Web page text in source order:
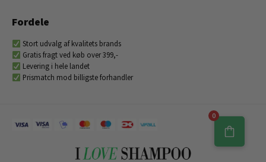
Fordele
Stort udvalg af kvalitets brands
Gratis fragt ved køb over 399,-
Levering i hele landet
Prismatch mod billigste forhandler
0